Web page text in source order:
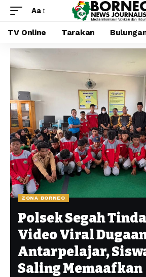
Aa
TV Online Tarakan
ZONA BORNEO
Polsek Segah
Video Viral
Antarpelajar,
Saling Memaafkan